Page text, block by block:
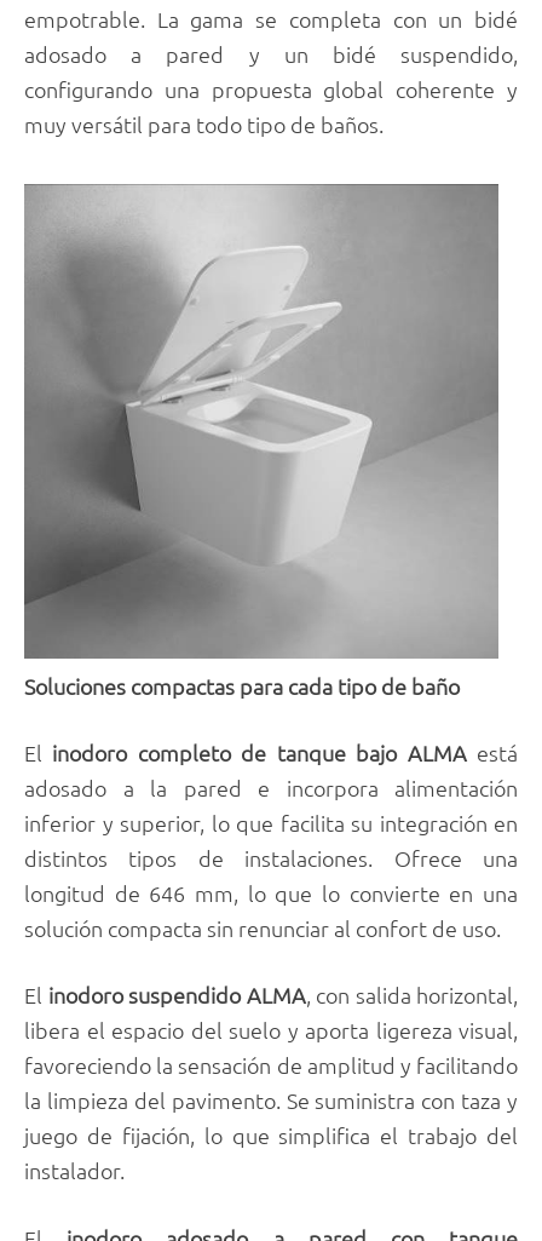
empotrable. La gama se completa con un bidé
adosado a pared y un bidé suspendido,
configurando una propuesta global coherente y
muy versátil para todo tipo de baños.
Soluciones compactas para cada tipo de baño
El inodoro completo de tanque bajo ALMA está
adosado a la pared e incorpora alimentación
inferior y superior, lo que facilita su integración en
distintos tipos de instalaciones. Ofrece una
longitud de 646 mm, lo que lo convierte en una
solución compacta sin renunciar al confort de uso.
El inodoro suspendido ALMA, con salida horizontal,
libera el espacio del suelo y aporta ligereza visual,
favoreciendo la sensación de amplitud y facilitando
la limpieza del pavimento. Se suministra con taza y
juego de fijación, lo que simplifica el trabajo del
instalador.